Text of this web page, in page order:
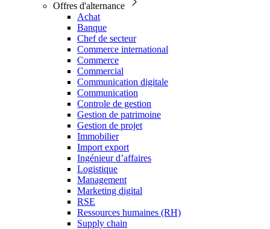
Offres d'alternance
Achat
Banque
Chef de secteur
Commerce international
Commerce
Commercial
Communication digitale
Communication
Controle de gestion
Gestion de patrimoine
Gestion de projet
Immobilier
Import export
Ingénieur d’affaires
Logistique
Management
Marketing digital
RSE
Ressources humaines (RH)
Supply chain